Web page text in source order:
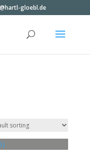
gloebl.de